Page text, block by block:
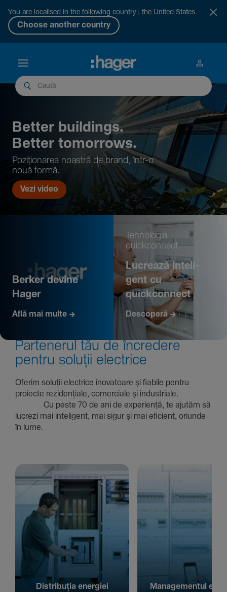
You are localised in the following country : the United States
Choose another country
Better buil­dings.
Better tomor­rows.
Pozi­țio­narea noastră de brand, într-o
nouă formă.
Vezi video
Berker devine
Hager
Află mai multe
Tehno­logia
quickconnect
Lucrează inte­li­
gent cu
quickconnect
Descoperă
Parte­nerul tău de încre­dere
pentru soluții electrice
Oferim soluții electrice inova­toare și fiabile pentru
proiecte rezi­den­țiale, comer­ciale și indus­triale.
Cu peste 70 de ani de expe­riență, te ajutăm să
lucrezi mai inte­li­gent, mai sigur și mai eficient, oriunde
în lume.
Distribuția energiei Managementul